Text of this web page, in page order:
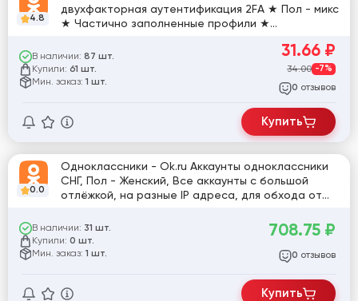
4.8
двухфакторная аутентификация 2FA ★ Пол - микс
★ Частично заполненные профили ★
В наличии: 87 шт.
Купили: 61 шт.
Мин. заказ: 1 шт.
31.66 ₽
34.00 -7%
0 отзывов
Купить
0.0
Одноклассники - Ok.ru Аккаунты одноклассники
СНГ, Пол - Женский, Все аккаунты с большой
отлёжкой, на разные IP адреса, для обхода от
В наличии: 31 шт.
Купили: 0 шт.
Мин. заказ: 1 шт.
708.75 ₽
0 отзывов
Купить